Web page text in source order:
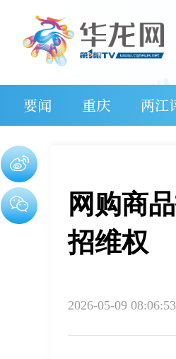
要闻 重庆 两江
网购商
招维权
2026-05-09 08:06:53